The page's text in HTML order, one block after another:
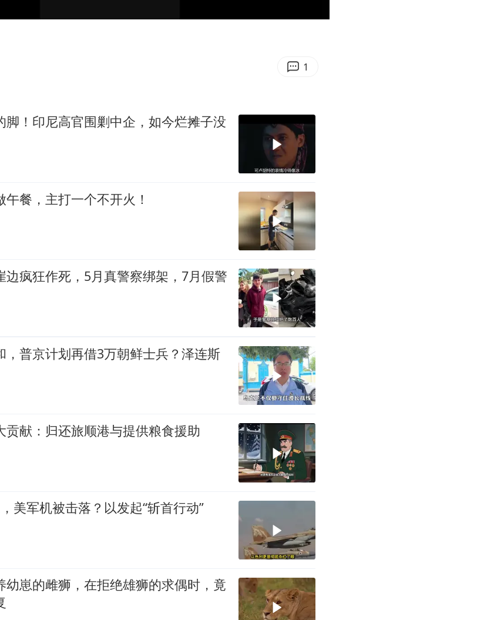
建议大家买深色蛋糕”
何把百年大党建设得更加坚强有力？
1
脚！印尼高官围剿中企，如今烂摊子没
餐，主打一个不开火！
边疯狂作死，5月真警察绑架，7月假警
，普京计划再借3万朝鲜士兵？泽连斯
贡献：归还旅顺港与提供粮食援助
美军机被击落？以发起“斩首行动”
幼崽的雌狮，在拒绝雄狮的求偶时，竟